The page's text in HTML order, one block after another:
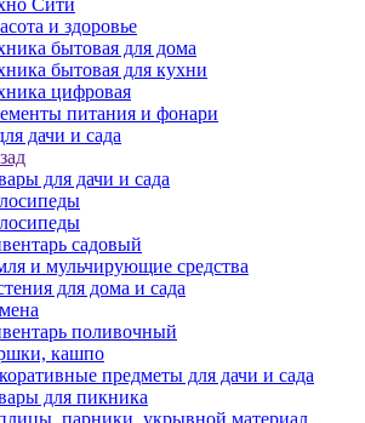
Сити
и здоровье
бытовая для дома
бытовая для кухни
цифровая
питания и фонари
дачи и сада
для дачи и сада
садовый
и мульчирующие средства
для дома и сада
поливочный
кашпо
предметы для дачи и сада
для пикника
парники, укрывной материал